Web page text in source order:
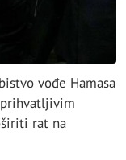
vođe Hamasa
rat na